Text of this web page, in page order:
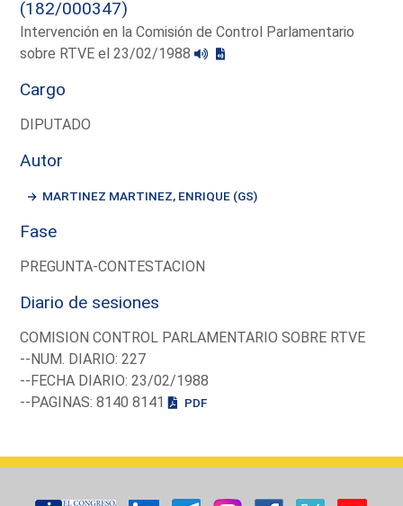
(182/000347)
Intervención en la Comisión de Control Parlamentario
sobre RTVE el 23/02/1988
Cargo
DIPUTADO
Autor
MARTINEZ MARTINEZ, ENRIQUE (GS)
Fase
PREGUNTA-CONTESTACION
Diario de sesiones
COMISION CONTROL PARLAMENTARIO SOBRE RTVE
--NUM. DIARIO: 227
--FECHA DIARIO: 23/02/1988
--PAGINAS: 8140 8141
PDF